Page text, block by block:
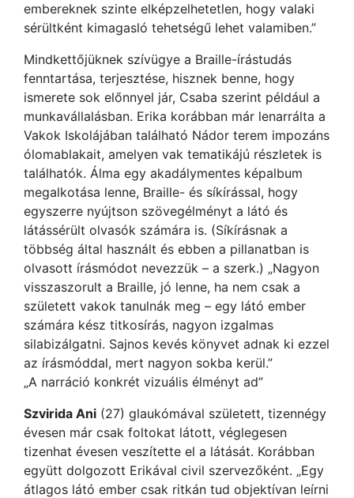
embereknek szinte elképzelhetetlen, hogy valaki
sérültként kimagasló tehetségű lehet valamiben.”
Mindkettőjüknek szívügye a Braille-írástudás
fenntartása, terjesztése, hisznek benne, hogy
ismerete sok előnnyel jár, Csaba szerint például a
munkavállalásban. Erika korábban már lenarrálta a
Vakok Iskolájában található Nádor terem impozáns
ólomablakait, amelyen vak tematikájú részletek is
találhatók. Álma egy akadálymentes képalbum
megalkotása lenne, Braille- és síkírással, hogy
egyszerre nyújtson szövegélményt a látó és
látássérült olvasók számára is. (Síkírásnak a
többség által használt és ebben a pillanatban is
olvasott írásmódot nevezzük – a szerk.) „Nagyon
visszaszorult a Braille, jó lenne, ha nem csak a
született vakok tanulnák meg – egy látó ember
számára kész titkosírás, nagyon izgalmas
silabizálgatni. Sajnos kevés könyvet adnak ki ezzel
az írásmóddal, mert nagyon sokba kerül.”
„A narráció konkrét vizuális élményt ad”
Szvirida Ani (27) glaukómával született, tizennégy
évesen már csak foltokat látott, véglegesen
tizenhat évesen veszítette el a látását. Korábban
együtt dolgozott Erikával civil szervezőként. „Egy
átlagos látó ember csak ritkán tud objektívan leírni